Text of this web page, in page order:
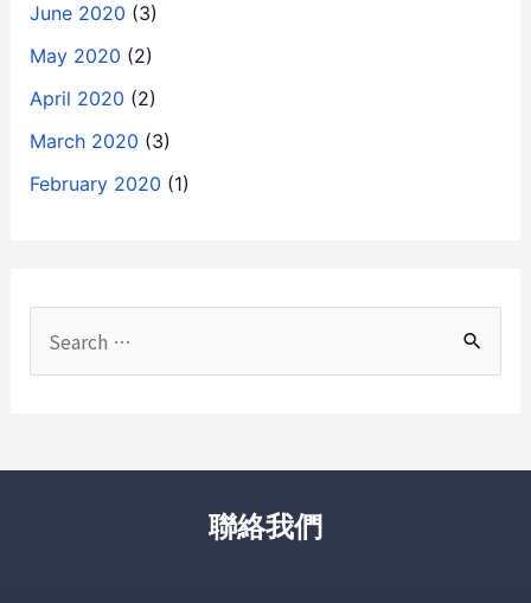
June 2020 (3)
May 2020 (2)
April 2020 (2)
March 2020 (3)
February 2020 (1)
聯絡我們